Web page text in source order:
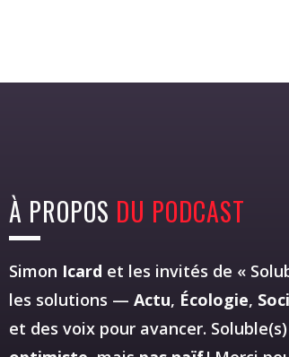
À PROPOS DU PODCAST
Simon Icard et les invités de «
les solutions — Actu, Écologie,
et des voix pour avancer.